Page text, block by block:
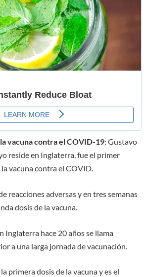
vacuna contra el COVID-19: Gustavo
reside en Inglaterra, fue el primer
vacuna contra el COVID.
reacciones adversas y en tres semanas
dosis de la vacuna.
Inglaterra hace 20 años se llama
a una larga jornada de vacunación.
primera dosis de la vacuna y es el